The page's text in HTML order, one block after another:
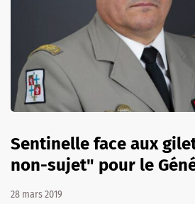
Sentinelle face aux
non-sujet" pour le
28 mars 2019